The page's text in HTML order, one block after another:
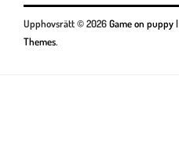
Upphovsrätt © 2026Game on puppy|
Themes.